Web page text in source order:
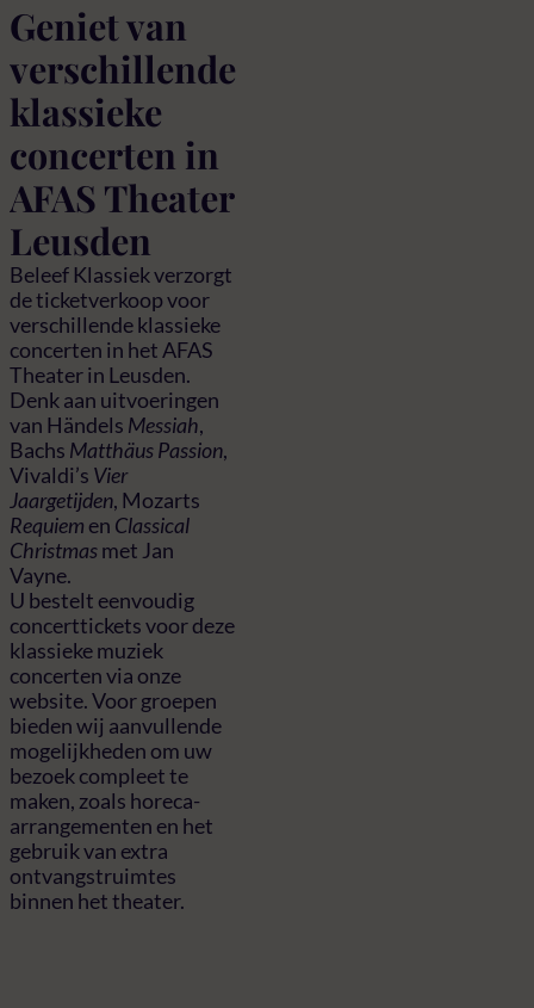
Geniet van
verschillende
klassieke
concerten in
AFAS Theater
Leusden
Beleef Klassiek verzorgt
de ticketverkoop voor
verschillende klassieke
concerten in het AFAS
Theater in Leusden.
Denk aan uitvoeringen
van Händels Messiah,
Bachs Matthäus Passion,
Vivaldi’s Vier
Jaargetijden, Mozarts
Requiem en Classical
Christmasmet Jan
Vayne.
U bestelt eenvoudig
concerttickets voor deze
klassieke muziek
concerten via onze
website. Voor groepen
bieden wij aanvullende
mogelijkheden om uw
bezoek compleet te
maken, zoals horeca-
arrangementen en het
gebruik van extra
ontvangstruimtes
binnen het theater.